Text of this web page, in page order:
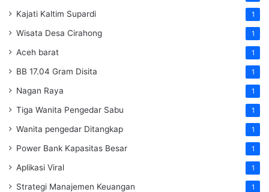
Kajati Kaltim Supardi 1
Wisata Desa Cirahong 1
Aceh barat 1
BB 17.04 Gram Disita 1
Nagan Raya 1
Tiga Wanita Pengedar Sabu 1
Wanita pengedar Ditangkap 1
Power Bank Kapasitas Besar 1
Aplikasi Viral 1
Strategi Manajemen Keuangan 1